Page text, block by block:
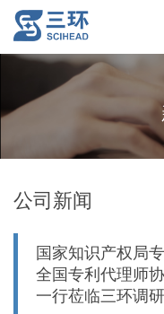
公司新闻
国家知识产权局
全国专利代理师
一行莅临三环调